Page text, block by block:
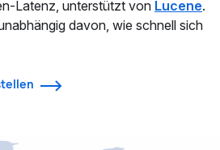
Latenz, unterstützt von Lucene.
davon, wie schnell sich